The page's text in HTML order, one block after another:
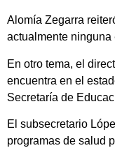
Alomía Zegarra
actualmente ninguna
En otro tema, el
encuentra en el
Secretaría de
El subsecretario
programas de salud